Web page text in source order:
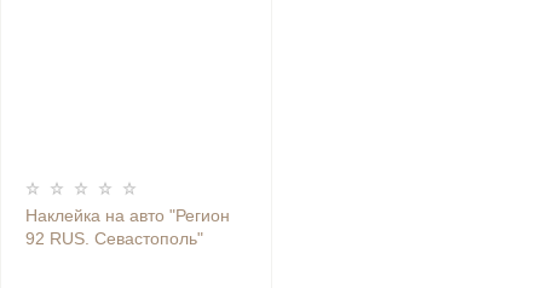
Наклейка на авто "Регион
92 RUS. Севастополь"